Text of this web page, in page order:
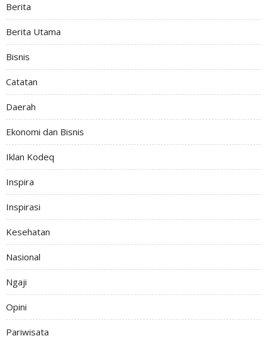
Berita
Berita Utama
Bisnis
Catatan
Daerah
Ekonomi dan Bisnis
Iklan Kodeq
Inspira
Inspirasi
Kesehatan
Nasional
Ngaji
Opini
Pariwisata